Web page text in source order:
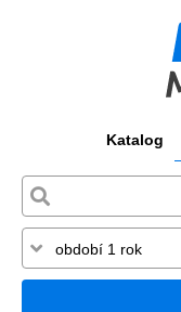
Katalog